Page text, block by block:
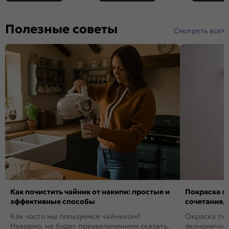
Полезные советы Смотреть все
Как почистить чайник от накипи: простые и
эффективные способы
Как часто мы пользуемся чайником?
Наверно, не будет преувеличением сказать,
Покраска
сочетания,
Окраска